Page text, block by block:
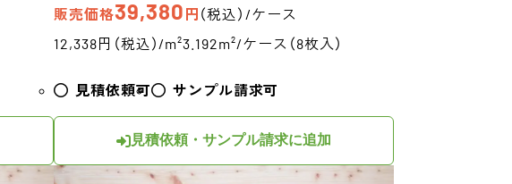
販売価格39,380 円 （税込）/ケース
12,338円（税込）/m²3.192m²/ケース（8枚入）
見積依頼可 サンプル請求可
見積依頼・サンプル請求に追加